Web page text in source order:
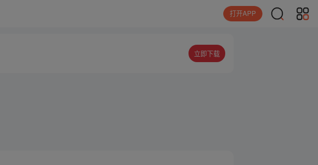
打开APP
立即下载